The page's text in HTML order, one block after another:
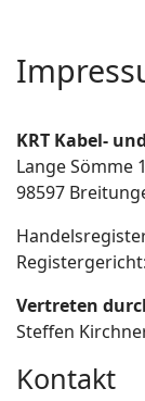
KRT Kabel-
Lange Sömme
98597
Vertreten
Steffen
Kontakt